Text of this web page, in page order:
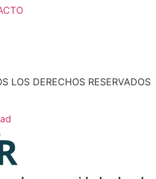
LOS DERECHOS RESERVADOS